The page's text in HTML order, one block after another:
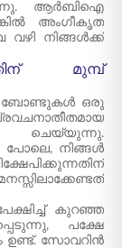
ആർ‌ബി‌ഐ
അംഗീകൃത
നിങ്ങൾക്ക്
മുമ്പ്
ബോണ്ടുകൾ ഒരു
ചെയ്യുന്നു.
പോലെ, നിങ്ങൾ
കുറഞ്ഞ
പക്ഷേ
ഉണ്ട്. സോവറിൻ